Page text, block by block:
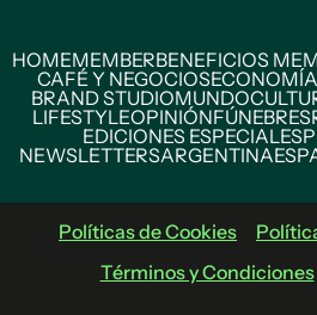
HOMEMEMBERBENEFICIOS
CAFÉ Y NEGOCIOS
BRAND STUDIOMUNDO
LIFESTYLEOPINIÓNFÚNEBRES
EDICIONES ESPECIALES
NEWSLETTERSARGENTINA
Políticas de Cookies
Términos y Condiciones